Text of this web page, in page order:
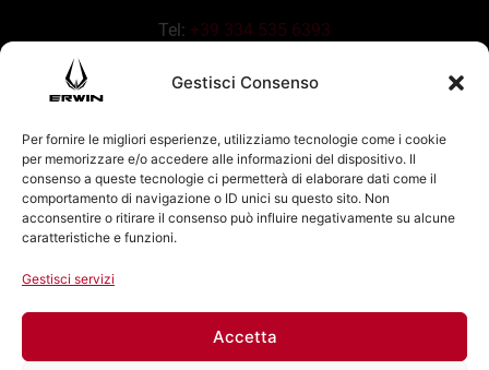
Gestisci Consenso
Per fornire le migliori esperienze, utilizziamo tecnologie come i cookie
per memorizzare e/o accedere alle informazioni del dispositivo. Il
consenso a queste tecnologie ci permetterà di elaborare dati come il
comportamento di navigazione o ID unici su questo sito. Non
acconsentire o ritirare il consenso può influire negativamente su alcune
caratteristiche e funzioni.
Gestisci servizi
Accetta
Tel: +39 334 535 6393